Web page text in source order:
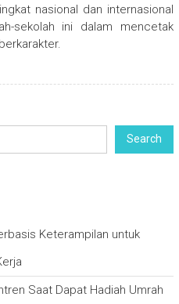
nasional dan internasional
sekolah ini dalam mencetak
Search
Keterampilan untuk
Saat Dapat Hadiah Umrah